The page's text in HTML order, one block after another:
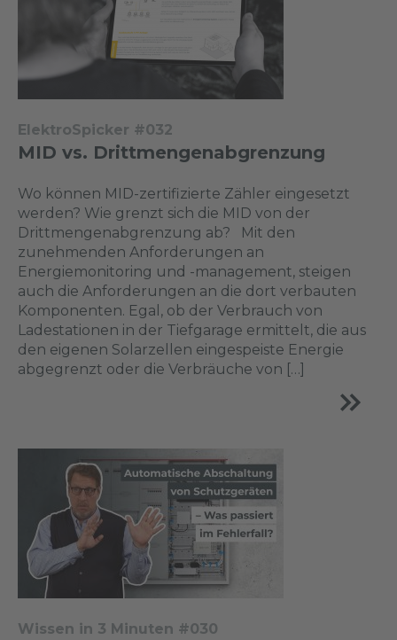
ElektroSpicker #032
MID vs. Drittmengenabgrenzung
Wo können MID-zertifizierte Zähler eingesetzt
werden? Wie grenzt sich die MID von der
Drittmengen­abgrenzung ab? Mit den
zunehmenden Anforderungen an
Energiemonitoring und -management, steigen
auch die Anforderungen an die dort verbauten
Komponenten. Egal, ob der Verbrauch von
Ladestationen in der Tiefgarage ermittelt, die aus
den eigenen Solarzellen eingespeiste Energie
abgegrenzt oder die Verbräuche von […]
Wissen in 3 Minuten #030